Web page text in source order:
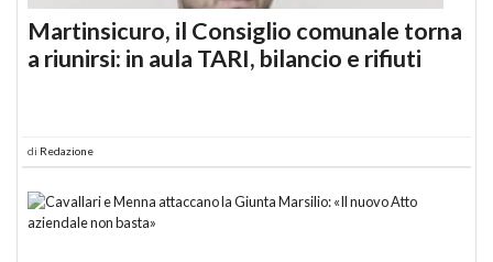
Martinsicuro, il Consiglio comunale torna
a riunirsi: in aula TARI, bilancio e rifiuti
di Redazione